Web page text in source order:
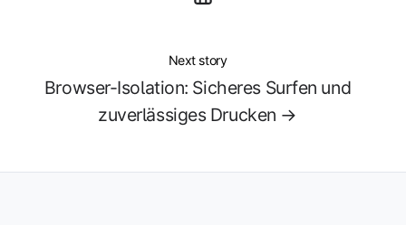
Next story
Browser-Isolation: Sicheres Surfen und
zuverlässiges Drucken →